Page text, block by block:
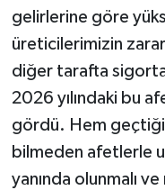
gelirlerine göre
üreticilerimizin
diğer tarafta
2026 yılındaki bu
gördü. Hem
bilmeden afetlerle
yanında olunmalı ve